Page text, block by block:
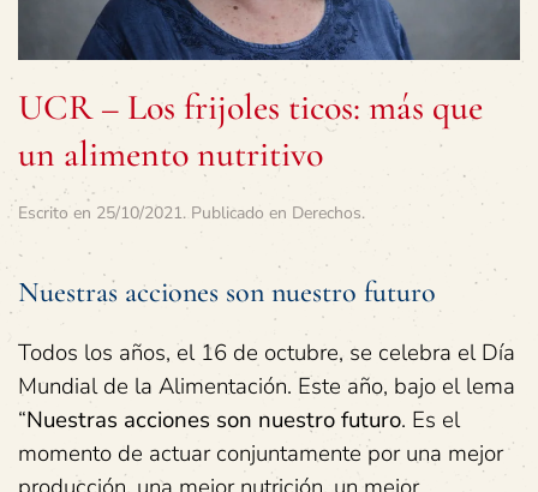
UCR – Los frijoles ticos: más que
un alimento nutritivo
Escrito en 25/10/2021. Publicado en Derechos.
Nuestras acciones son nuestro futuro
Todos los años, el 16 de octubre, se celebra el Día
Mundial de la Alimentación. Este año, bajo el lema
“Nuestras acciones son nuestro futuro. Es el
momento de actuar conjuntamente por una mejor